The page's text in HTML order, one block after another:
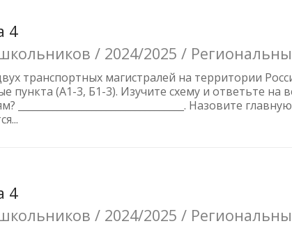
4
/ 2024/2025 /
транспортных магистралей на территории
пункта (А1-3, Б1-3). Изучите схему и ответьте
Назовите
4
/ 2024/2025 /